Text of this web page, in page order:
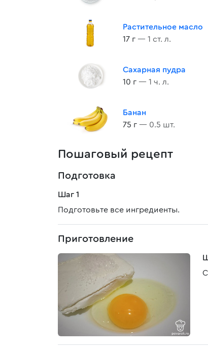
Растительное масло
17 г — 1 ст. л.
Сахарная пудра
10 г — 1 ч. л.
Банан
75 г — 0.5 шт.
Пошаговый рецепт
Подготовка
Шаг 1
Подготовьте все ингредиенты.
Приготовление